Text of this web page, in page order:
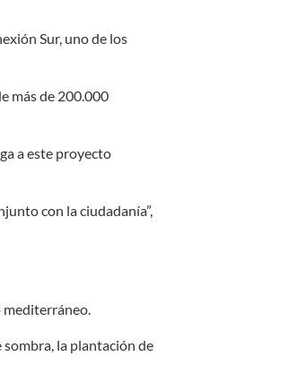
Sur, uno de los
más de 200.000
a este proyecto
con la ciudadanía”,
mediterráneo.
la plantación de